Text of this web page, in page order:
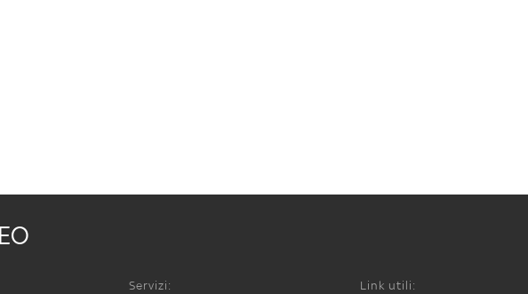
Servizi: Link utili: